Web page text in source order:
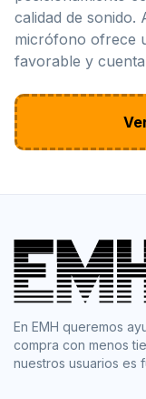
calidad de sonido.
micrófono ofrece
favorable y
En EMH queremos
compra con menos
nuestros usuarios es